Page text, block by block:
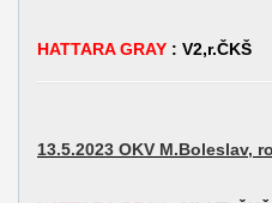
HATTARA GRAY: V2,r.ČKŠ
13.5.2023 OKV M.Boleslav,